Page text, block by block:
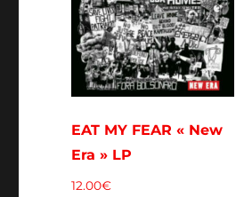
EAT MY FEAR « New
Era » LP
12.00€